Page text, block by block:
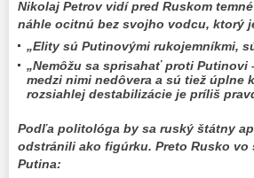
Nikolaj Petrov vidí pred Ruskom
náhle ocitnú bez svojho vodcu, ktorý
„Elity sú Putinovými rukojemníkmi,
„Nemôžu sa sprisahať proti
medzi nimi nedôvera a sú tiež úplne
rozsiahlej destabilizácie je príliš
Podľa politológa by sa ruský štátny
odstránili ako figúrku. Preto Rusko
Putina: